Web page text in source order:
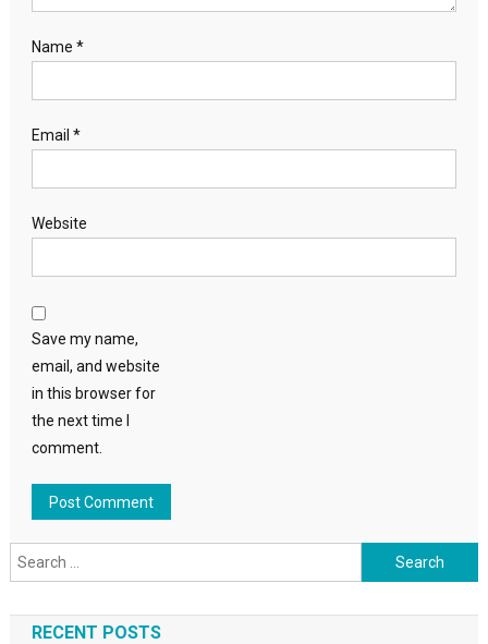
Name *
Email *
Website
Save my name,
email, and website
in this browser for
the next time I
comment.
Search
for:
RECENT POSTS